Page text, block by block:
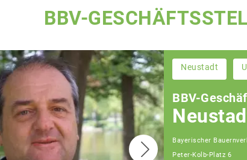
BBV-
Neustadt
BBV-
Bayerischer
Peter-Kolb-Platz 6